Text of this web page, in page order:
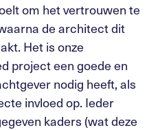
om het vertrouwen te
de architect dit
Het is onze
project een goede en
nodig heeft, als
invloed op. Ieder
kaders (wat deze